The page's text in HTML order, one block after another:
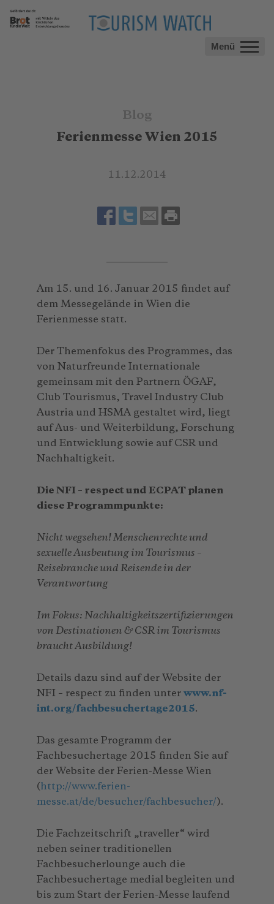
Menü
Blog
Ferienmesse Wien 2015
11.12.2014
Am 15. und 16. Januar 2015 findet auf
dem Messegelände in Wien die
Ferienmesse statt.
Der Themenfokus des Programmes, das
von Naturfreunde Internationale
gemeinsam mit den Partnern ÖGAF,
Club Tourismus, Travel Industry Club
Austria und HSMA gestaltet wird, liegt
auf Aus- und Weiterbildung, Forschung
und Entwicklung sowie auf CSR und
Nachhaltigkeit.
Die NFI – respect und ECPAT planen
diese Programmpunkte:
Nicht wegsehen! Menschenrechte und
sexuelle Ausbeutung im Tourismus –
Reisebranche und Reisende in der
Verantwortung
Im Fokus: Nachhaltigkeitszertifizierungen
von Destinationen & CSR im Tourismus
braucht Ausbildung!
Details dazu sind auf der Website der
NFI – respect zu finden unter www.nf-
int.org/fachbesuchertage2015.
Das gesamte Programm der
Fachbesuchertage 2015 finden Sie auf
der Website der Ferien-Messe Wien
(http://www.ferien-
messe.at/de/besucher/fachbesucher/).
Die Fachzeitschrift „traveller“ wird
neben seiner traditionellen
Fachbesucherlounge auch die
Fachbesuchertage medial begleiten und
bis zum Start der Ferien-Messe laufend